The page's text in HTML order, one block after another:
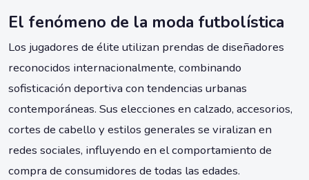
El fenómeno de la moda futbolística
Los jugadores de élite utilizan prendas de diseñadores
reconocidos internacionalmente, combinando
sofisticación deportiva con tendencias urbanas
contemporáneas. Sus elecciones en calzado, accesorios,
cortes de cabello y estilos generales se viralizan en
redes sociales, influyendo en el comportamiento de
compra de consumidores de todas las edades.